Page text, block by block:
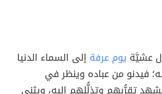
عشيَّة يوم عرفة إلى السماء الدنيا
فيدنو من عباده وينظر في
تقرُّبهم وتذلُّلهم إليه، ويثني